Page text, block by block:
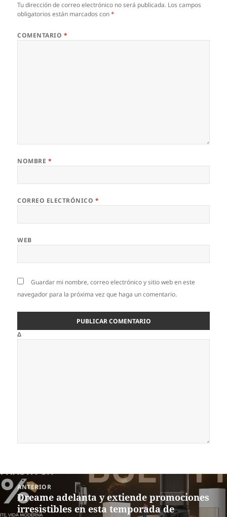
Tu dirección de correo electrónico no será publicada. Los campos
obligatorios están marcados con*
COMENTARIO *
NOMBRE *
CORREO ELECTRÓNICO *
WEB
Guardar mi nombre, correo electrónico y sitio web en este
navegador para la próxima vez que haga un comentario.
Δ
Navegación
de
entradas
ANTERIOR
Entrada
anterior:
Dreame adelanta y extiende promociones
irresistibles en esta temporada de